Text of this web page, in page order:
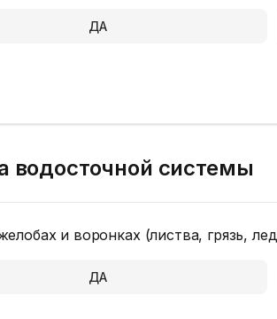
ДА
водосточной системы
и воронках (листва, грязь,
ДА